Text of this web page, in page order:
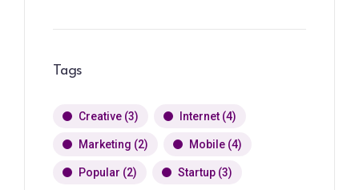
Tags
Creative (3) Internet (4)
Marketing (2) Mobile (4)
Popular (2) Startup (3)